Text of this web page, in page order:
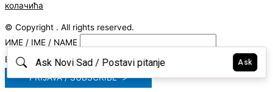
колачића
© Copyright . All rights reserved.
ИМЕ / IME / NAME
E-MAIL